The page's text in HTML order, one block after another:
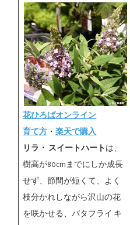
花ひろばオンライン
育て方 ・楽天で購入
リラ・ スイートハート は、
樹高が80cmまでにしか成長
せず、節間が短くて、よく
枝分かれしながら沢山の花
を咲かせる、バタフライ キ